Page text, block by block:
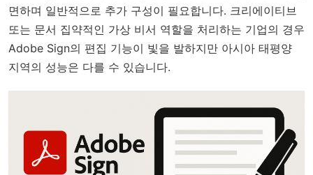
면하며 일반적으로 추가 구성이 필요합니다. 크리에이티브
또는 문서 집약적인 가상 비서 역할을 처리하는 기업의 경우
Adobe Sign의 편집 기능이 빛을 발하지만 아시아 태평양
지역의 성능은 다를 수 있습니다.